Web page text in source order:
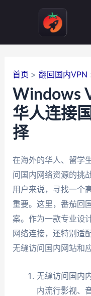
首页 翻回国内VPN
Windows
华人连接
择
在海外的华人、留学
问国内网络资源的挑
用户来说，寻找一个
重要。这里，番茄回
案。作为一款专业设
网络连接，还特别适
无缝访问国内网站和应
无缝访问国内
内流行影视、